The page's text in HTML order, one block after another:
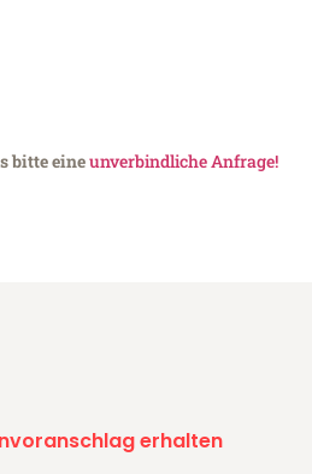
bitte eineunverbindliche Anfrage!
erhalten